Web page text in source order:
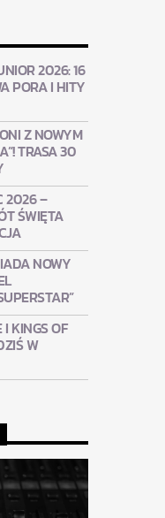
2026: 16
PORA I HITY
Z NOWYM
TRASA 30
2026 –
ŚWIĘTA
NOWY
I KINGS OF
W